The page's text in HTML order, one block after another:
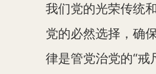
我们党的光荣传统
党的必然选择，确
律是管党治党的“